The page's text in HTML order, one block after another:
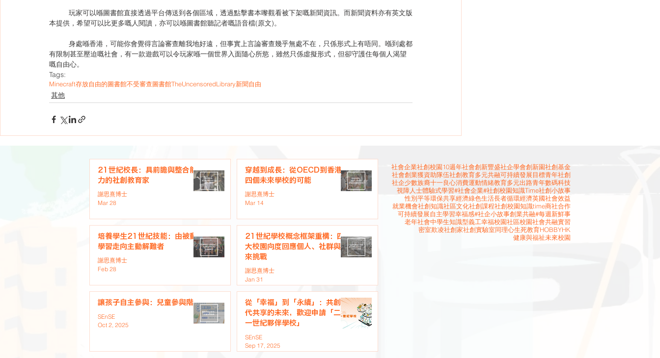
本提供，希望可以比更多嘅人閱讀，亦可以喺圖書館聽記者嘅語音檔(原文)。
有限制甚至壓迫嘅社會，有一款遊戲可以令玩家喺一個世界入面隨心所慾，雖然只係虛擬形式，但卻守護住每個人渴望
嘅自由心。
Tags:
Minecraft存放自由的圖書館不受審查圖書館TheUncensoredLibrary新聞自由
其他
21世紀校長：具前瞻與整合能
力的社創教育家
謝思熹博士
Mar 28
穿越到成長：從OECD到香港
四個未來學校的可能
謝思熹博士
Mar 14
培養學生21世紀技能：由被動
學習走向主動解難者
謝思熹博士
Feb 28
21世紀學校概念框架重構：四
大校園向度回應個人、社群與未
來挑戰
謝思熹博士
Jan 31
讓孩子自主參與：兒童參與階梯
SEnSE
Oct 2, 2025
從「幸福」到「永續」：共創世
代共享的未來，歡迎申請「二十
一世紀夥伴學校」
SEnSE
Sep 17, 2025
社會企業社創校園10週年社會創新豐盛社企學會創新園社創基金
社會創業獲資助隊伍社創教育多元共融可持續發展目標青年社創
社企少數族裔十一良心消費運動情緒教育多元出路青年數碼科技
視障人士體驗式學習#社會企業#社創校園知識Time社創小故事
性別平等環保共享經濟綠色生活長者循環經濟英國社會效益
就業機會社創知識社區文化社創課程社創校園知識time商社合作
可持續發展自主學習幸福感#社企小故事創業共融#每週新鮮事
老年社會中學生知識型義工幸福校園社區校園社會共融實習
密室欺凌社創家社創實驗室同理心生死教育HOBBYHK
健康與福祉未來校園